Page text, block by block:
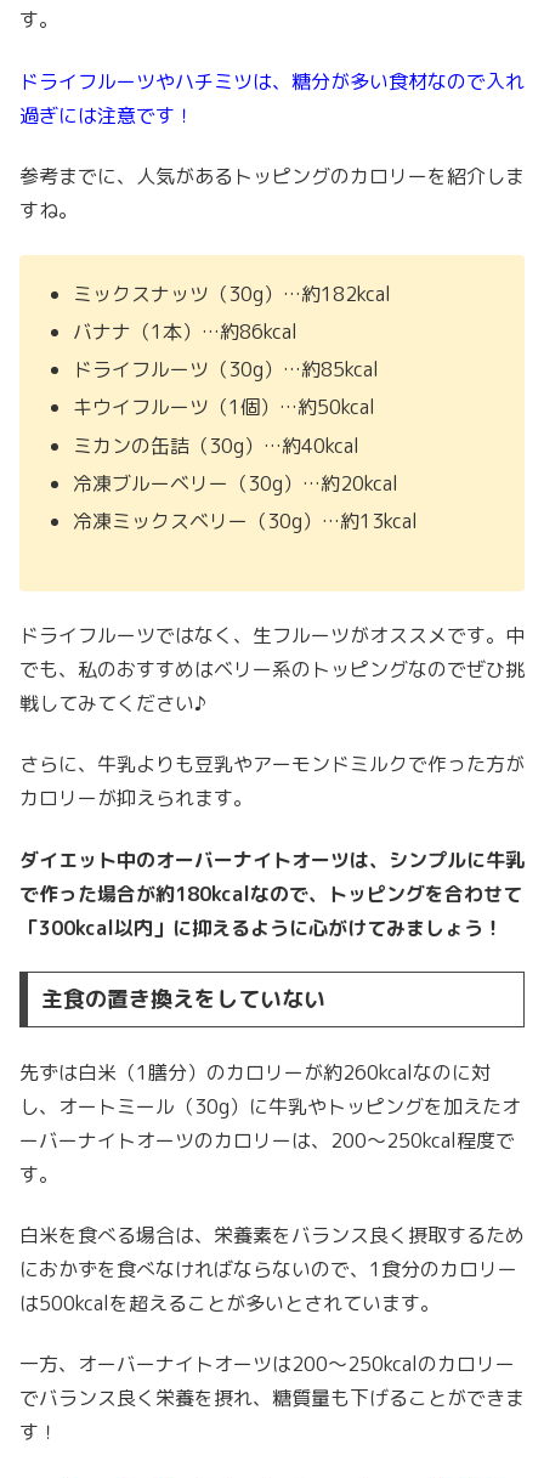
す。
ドライフルーツやハチミツは、糖分が多い食材なので入れ
過ぎには注意です！
参考までに、人気があるトッピングのカロリーを紹介しま
すね。
ミックスナッツ（30g）…約182kcal
バナナ（1本）…約86kcal
ドライフルーツ（30g）…約85kcal
キウイフルーツ（1個）…約50kcal
ミカンの缶詰（30g）…約40kcal
冷凍ブルーベリー（30g）…約20kcal
冷凍ミックスベリー（30g）…約13kcal
ドライフルーツではなく、生フルーツがオススメです。中
でも、私のおすすめはベリー系のトッピングなのでぜひ挑
戦してみてください♪
さらに、牛乳よりも豆乳やアーモンドミルクで作った方が
カロリーが抑えられます。
ダイエット中のオーバーナイトオーツは、シンプルに牛乳
で作った場合が約180kcalなので、トッピングを合わせて
「300kcal以内」に抑えるように心がけてみましょう！
主食の置き換えをしていない
先ずは白米（1膳分）のカロリーが約260kcalなのに対
し、オートミール（30g）に牛乳やトッピングを加えたオ
ーバーナイトオーツのカロリーは、200～250kcal程度で
す。
白米を食べる場合は、栄養素をバランス良く摂取するため
におかずを食べなければならないので、1食分のカロリー
は500kcalを超えることが多いとされています。
一方、オーバーナイトオーツは200～250kcalのカロリー
でバランス良く栄養を摂れ、糖質量も下げることができま
す！